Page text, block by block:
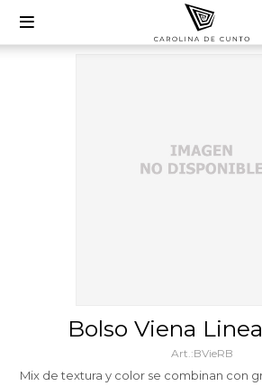

Bolso Viena
BVieRB
Mix de textura y color se combinan con